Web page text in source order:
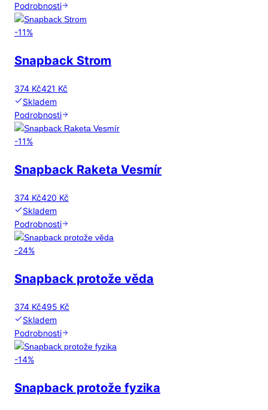
Podrobnosti
-11%
Snapback Strom
374 Kč421 Kč
Skladem
Podrobnosti
-11%
Snapback Raketa Vesmír
374 Kč420 Kč
Skladem
Podrobnosti
-24%
Snapback protože věda
374 Kč495 Kč
Skladem
Podrobnosti
-14%
Snapback protože fyzika